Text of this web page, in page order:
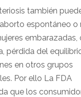
también
espontáneo o
embarazadas,
pérdida del
en otros grupos
Por ello La FDA
que los